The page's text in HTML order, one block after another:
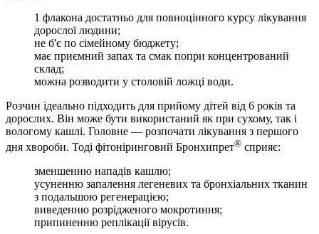
1 флакона достатньо для повноцінного курсу лікування
дорослої людини;
не б'є по сімейному бюджету;
має приємний запах та смак попри концентрований
склад;
можна розводити у столовій ложці води.
Розчин ідеально підходить для прийому дітей від 6 років та
дорослих. Він може бути використаний як при сухому, так і
вологому кашлі. Головне — розпочати лікування з першого
дня хвороби. Тоді фітоніринговий Бронхипрет® сприяє:
зменшенню нападів кашлю;
усуненню запалення легеневих та бронхіальних тканин
з подальшою регенерацією;
виведенню розрідженого мокротиння;
припиненню реплікації вірусів.